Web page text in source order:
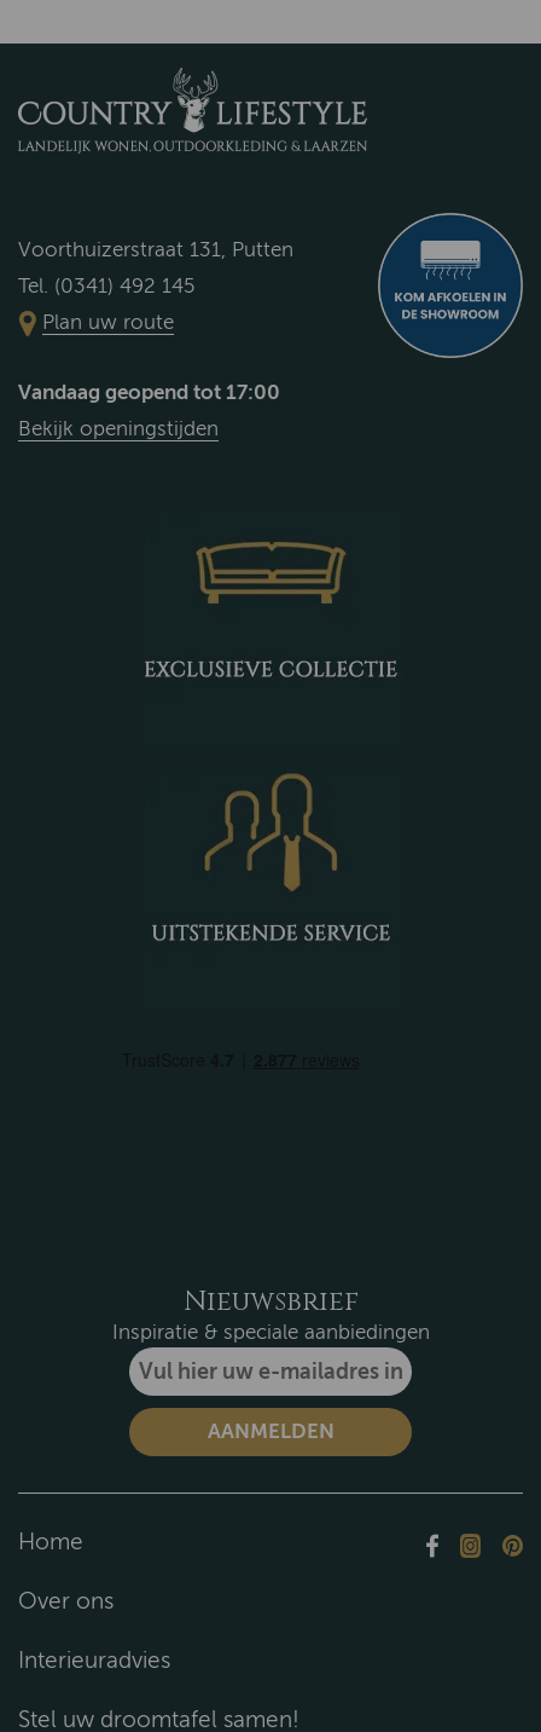
Voorthuizerstraat 131, Putten
Tel. (0341) 492 145
Plan uw route
Vandaag geopend tot 17:00
Bekijk openingstijden
Nieuwsbrief
Inspiratie & speciale aanbiedingen
Home
Over ons
Interieuradvies
Stel uw droomtafel samen!